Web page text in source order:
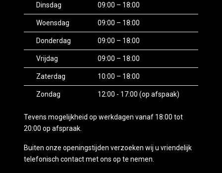
Dinsdag 09:00 – 18:00
Woensdag 09:00 – 18:00
Donderdag 09:00 – 18:00
Vrijdag 09:00 – 18:00
Zaterdag 10:00 – 18:00
Zondag 12:00 - 17:00 (op afspaak)
Tevens mogelijkheid op werkdagen vanaf 18:00 tot
20:00 op afspraak.
Buiten onze openingstijden verzoeken wij u vriendelijk
telefonisch contact met ons op te nemen.